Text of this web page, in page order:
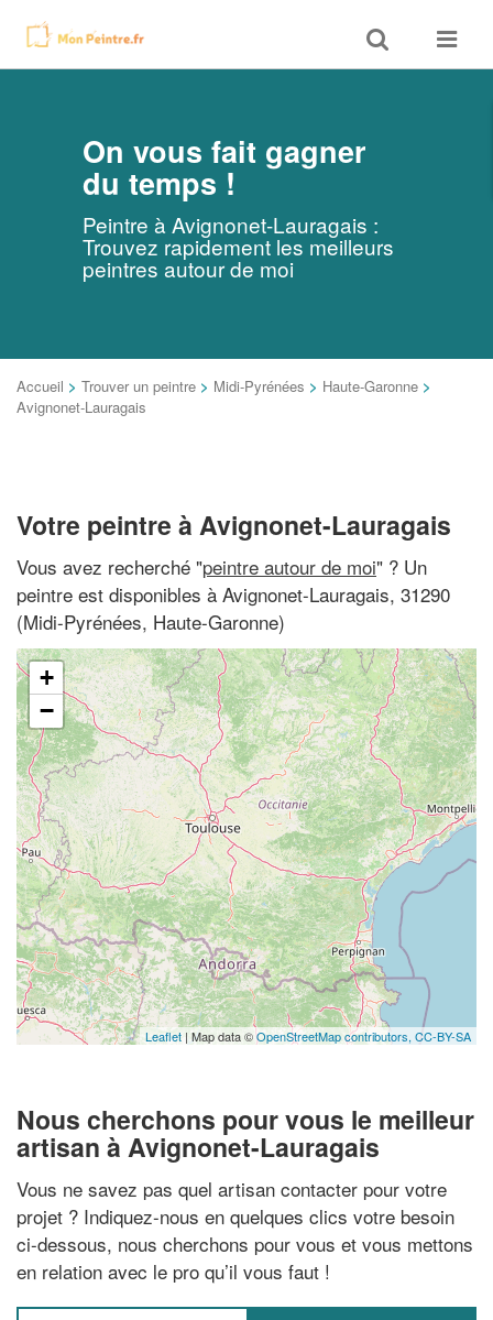
Toggle
search
Toggle
On vous fait gagner
du temps !
Peintre à Avignonet-Lauragais :
Trouvez rapidement les meilleurs
peintres autour de moi
Accueil > Trouver un peintre > Midi-Pyrénées > Haute-Garonne >
Avignonet-Lauragais
Votre peintre à Avignonet-Lauragais
Vous avez recherché "peintre autour de moi" ? Un
peintre est disponibles à Avignonet-Lauragais, 31290
(Midi-Pyrénées, Haute-Garonne)
+
−
Leaflet | Map data ©OpenStreetMap contributors, CC-BY-SA
Nous cherchons pour vous le meilleur
artisan à Avignonet-Lauragais
Vous ne savez pas quel artisan contacter pour votre
projet ? Indiquez-nous en quelques clics votre besoin
ci-dessous, nous cherchons pour vous et vous mettons
en relation avec le pro qu’il vous faut !